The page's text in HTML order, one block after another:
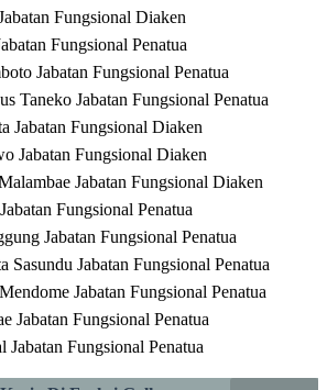
Fungsional Diaken
Fungsional Penatua
Jabatan Fungsional Penatua
Taneko Jabatan Fungsional Penatua
Jabatan Fungsional Diaken
Jabatan Fungsional Diaken
Jabatan Fungsional Diaken
Fungsional Penatua
Jabatan Fungsional Penatua
Sasundu Jabatan Fungsional Penatua
Jabatan Fungsional Penatua
Jabatan Fungsional Penatua
Jabatan Fungsional Penatua